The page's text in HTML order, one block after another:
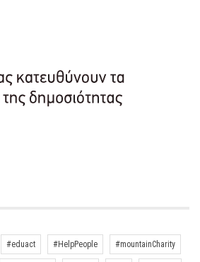
#eduact #HelpPeople #mountainCharity